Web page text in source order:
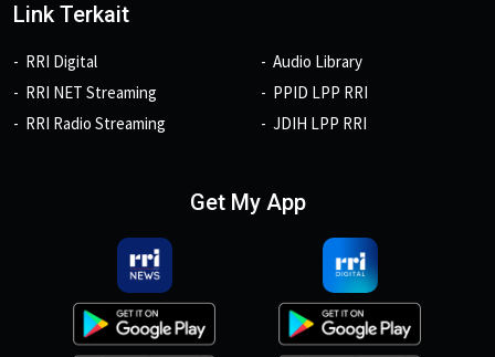
Link Terkait
RRI Digital
RRI NET Streaming
RRI Radio Streaming
Audio Library
PPID LPP RRI
JDIH LPP RRI
Get My App